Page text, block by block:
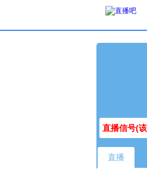
直播信号(
直播